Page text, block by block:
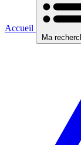
Accueil
Ma